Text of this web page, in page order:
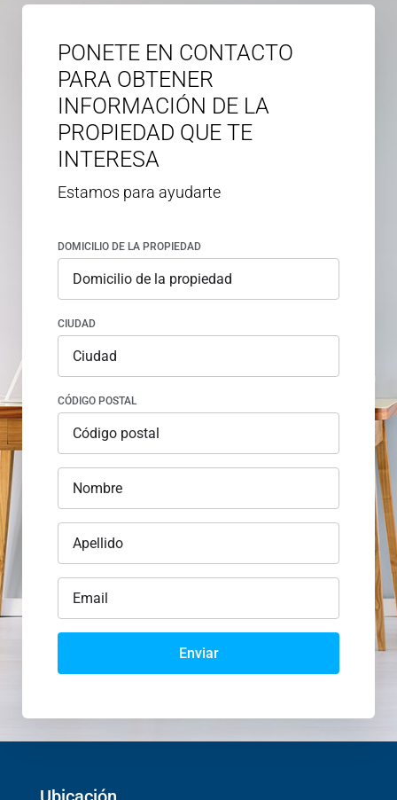
PONETE EN CONTACTO
PARA OBTENER
INFORMACIÓN DE LA
PROPIEDAD QUE TE
INTERESA
Estamos para ayudarte
DOMICILIO DE LA PROPIEDAD
CIUDAD
CÓDIGO POSTAL
Enviar